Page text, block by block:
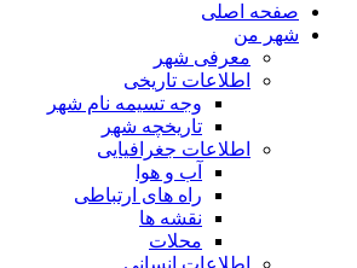
صفحه اصلی
شهر من
معرفی شهر
اطلاعات تاریخی
وجه تسیمه نام شهر
تاریخچه شهر
اطلاعات جغرافیایی
آب و هوا
راه های ارتباطی
نقشه ها
محلات